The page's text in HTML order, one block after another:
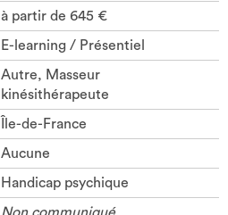
à partir de 645 €
E-learning / Présentiel
Autre, Masseur
kinésithérapeute
Île-de-France
Aucune
Handicap psychique